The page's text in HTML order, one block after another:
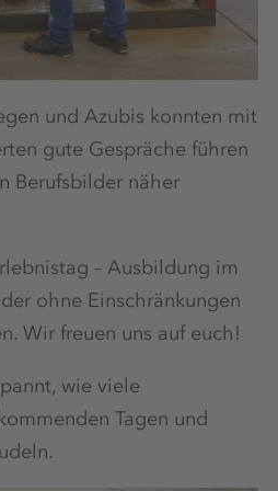
und Azubis konnten mit
gute Gespräche führen
Berufsbilder näher
– Ausbildung im
ohne Einschränkungen
Wir freuen uns auf euch!
wie viele
Tagen und